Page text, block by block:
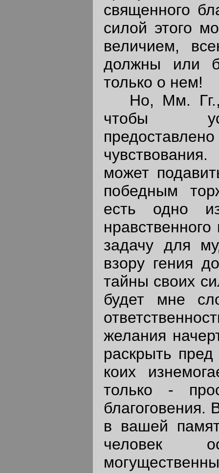
священного
силой этого
величием,
должны или
только о нем!
Но, Мм. Гг.,
чтобы
может
победным
есть одно
задачу для
взору гения
тайны своих
будет мне
желания
раскрыть
коих
только -
в вашей
человек